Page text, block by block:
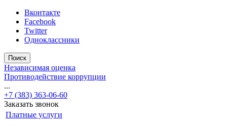
Вконтакте
Facebook
Twitter
Одноклассники
Поиск
Независимая оценка
Противодействие коррупции
...
+7 (383) 363-06-60
Заказать звонок
Платные услуги